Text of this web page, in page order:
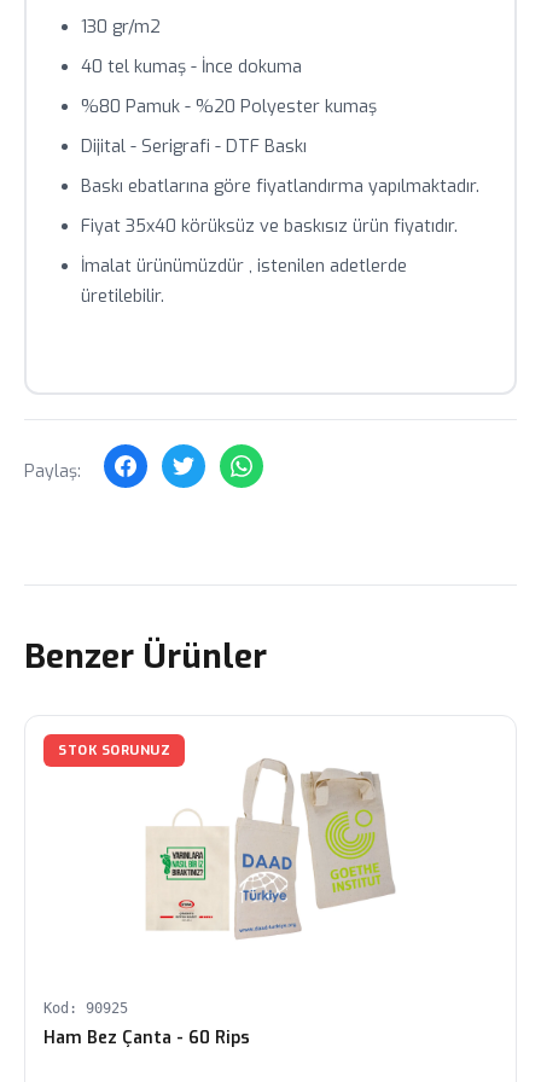
Toplu siparişlerde özel fiyat teklifi için bizimle iletişime
130 gr/m2
40 tel kumaş - İnce dokuma
%80 Pamuk - %20 Polyester kumaş
Dijital - Serigrafi - DTF Baskı
Baskı ebatlarına göre fiyatlandırma yapılmaktadır.
Fiyat 35x40 körüksüz ve baskısız ürün fiyatıdır.
İmalat ürünümüzdür , istenilen adetlerde
üretilebilir.
Paylaş:
Benzer Ürünler
STOK SORUNUZ
Kod: 90925
Ham Bez Çanta - 60 Rips